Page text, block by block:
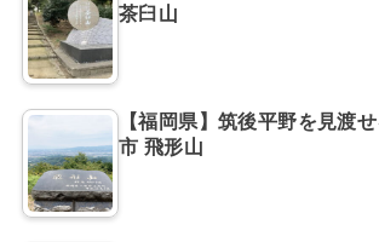
茶臼山
【福岡県】筑後平野を見渡
市 飛形山